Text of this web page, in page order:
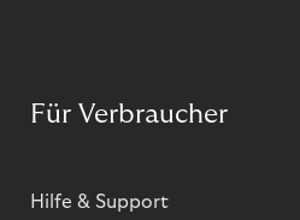
Für Verbraucher
Hilfe & Support